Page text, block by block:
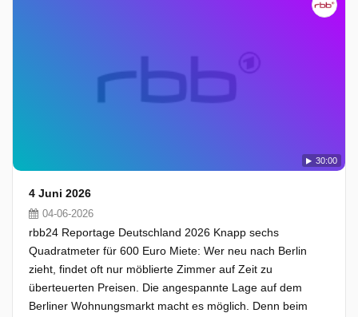
30:00
4 Juni 2026
04-06-2026
rbb24 Reportage Deutschland 2026 Knapp sechs
Quadratmeter für 600 Euro Miete: Wer neu nach Berlin
zieht, findet oft nur möblierte Zimmer auf Zeit zu
überteuerten Preisen. Die angespannte Lage auf dem
Berliner Wohnungsmarkt macht es möglich. Denn beim